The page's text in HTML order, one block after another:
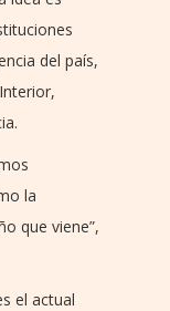
del país,
la
que viene”,
el actual